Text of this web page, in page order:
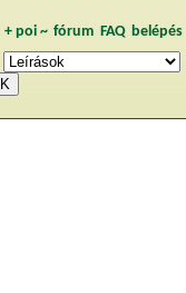
+ poi~ fórum FAQ belépés